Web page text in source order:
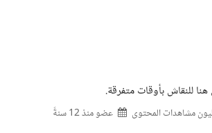
للنقاش بأوقات متفرقة.
عضو منذ12 سنةً